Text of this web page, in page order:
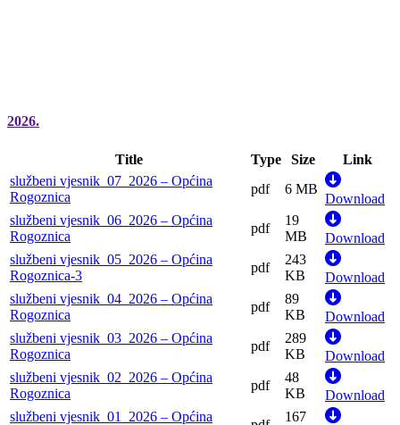
2026.
Title Type Size
Link
službeni vjesnik_07_2026 – Općina
Rogoznica
pdf 6 MB
Download
službeni vjesnik_06_2026 – Općina
Rogoznica
pdf
19
MB
Download
službeni vjesnik_05_2026 – Općina
Rogoznica-3
pdf
243
KB
Download
službeni vjesnik_04_2026 – Općina
Rogoznica
pdf
89
KB
Download
službeni vjesnik_03_2026 – Općina
Rogoznica
pdf
289
KB
Download
službeni vjesnik_02_2026 – Općina
Rogoznica
pdf
48
KB
Download
službeni vjesnik_01_2026 – Općina
167